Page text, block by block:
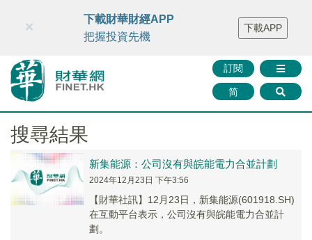
財華智庫網 FINTV FINMETA 財華證券 媒體矩陣
智庫沙龍
聯絡我們
訂閱
简
×
下載財華財經APP
把握投資先機
下載APP
搜尋結果
新集能源：公司沒有與皖能電力合並計劃
2024年12月23日 下午3:56
【財華社訊】12月23日，新集能源(601918.SH)
在互動平台表示，公司沒有與皖能電力合並計
劃。